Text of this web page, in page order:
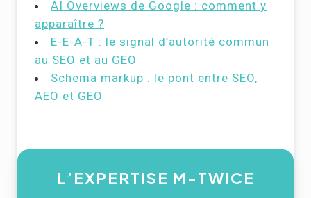
AI Overviews de Google : comment y
apparaître ?
E-E-A-T : le signal d’autorité commun
au SEO et au GEO
Schema markup : le pont entre SEO,
AEO et GEO
L’EXPERTISE M-TWICE